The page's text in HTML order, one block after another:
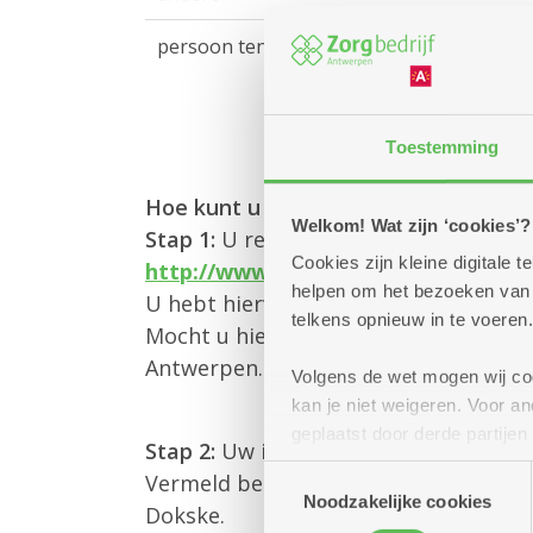
Toestemming
Welkom! Wat zijn ‘cookies’?
Cookies zijn kleine digitale
helpen om het bezoeken
telkens opnieuw in te
Volgens de wet mogen wij
kan je niet weigeren. Voor
geplaatst door derde
(geanonimiseerd) gebruik
combineren met andere
Noodzakelijke cookies
persoon ten laste
Hoe kunt u een sociale
Stap 1: U registreert zich via het CIR
http://www.vlaanderen.be/
U hebt hiervoor een Itsme-account
Mocht u hier hulp bij nodig hebben,
Antwerpen. Openingsuren vindt u
Stap 2: Uw inschrijvingsbewijs met
Vermeld best voor welke sociale
Dokske.